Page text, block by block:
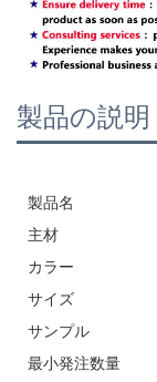
製品の説明
製品名
主材
カラー
サイズ
サンプル
最小発注数量